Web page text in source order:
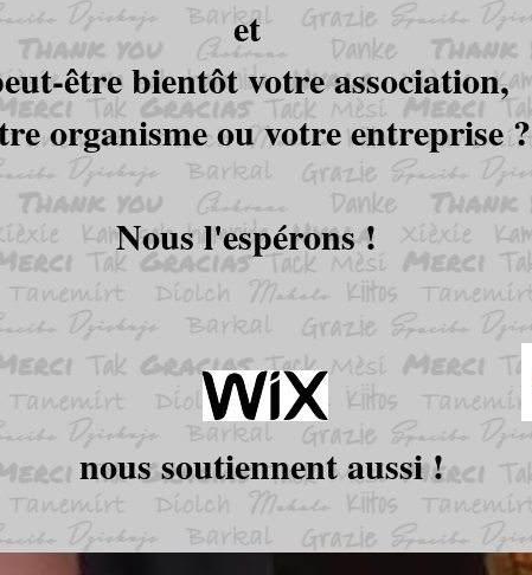
et
être bientôt votre association,
organisme ou votre entreprise ?
Nous l'espérons !
nous soutiennent aussi !